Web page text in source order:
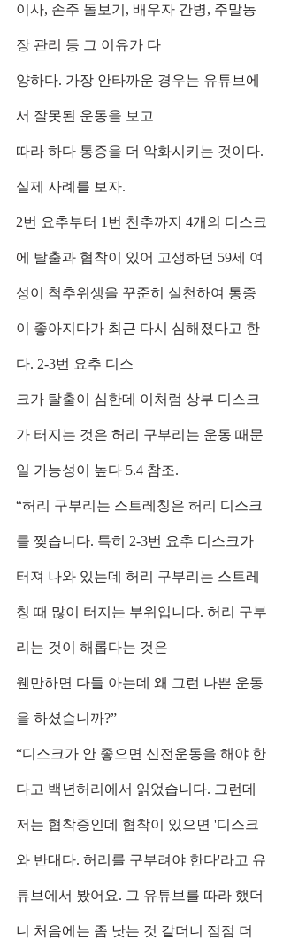
이사, 손주 돌보기, 배우자 간병, 주말농
장 관리 등 그 이유가 다
양하다. 가장 안타까운 경우는 유튜브에
서 잘못된 운동을 보고
따라 하다 통증을 더 악화시키는 것이다.
실제 사례를 보자.
2번 요추부터 1번 천추까지 4개의 디스크
에 탈출과 협착이 있어 고생하던 59세 여
성이 척추위생을 꾸준히 실천하여 통증
이 좋아지다가 최근 다시 심해졌다고 한
다. 2-3번 요추 디스
크가 탈출이 심한데 이처럼 상부 디스크
가 터지는 것은 허리 구부리는 운동 때문
일 가능성이 높다 5.4 참조.
“허리 구부리는 스트레칭은 허리 디스크
를 찢습니다. 특히 2-3번 요추 디스크가
터져 나와 있는데 허리 구부리는 스트레
칭 때 많이 터지는 부위입니다. 허리 구부
리는 것이 해롭다는 것은
웬만하면 다들 아는데 왜 그런 나쁜 운동
을 하셨습니까?”
“디스크가 안 좋으면 신전운동을 해야 한
다고 백년허리에서 읽었습니다. 그런데
저는 협착증인데 협착이 있으면 '디스크
와 반대다. 허리를 구부려야 한다'라고 유
튜브에서 봤어요. 그 유튜브를 따라 했더
니 처음에는 좀 낫는 것 같더니 점점 더